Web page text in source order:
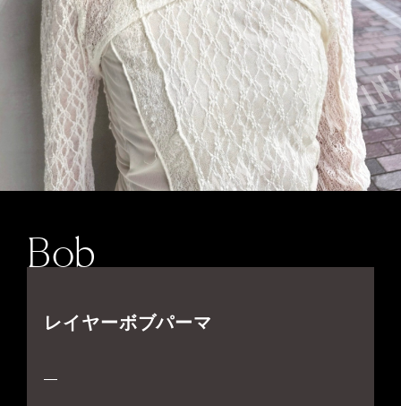
Bob
レイヤーボブパーマ